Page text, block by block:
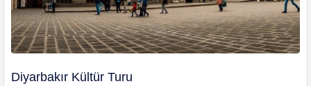
Diyarbakır Kültür Turu